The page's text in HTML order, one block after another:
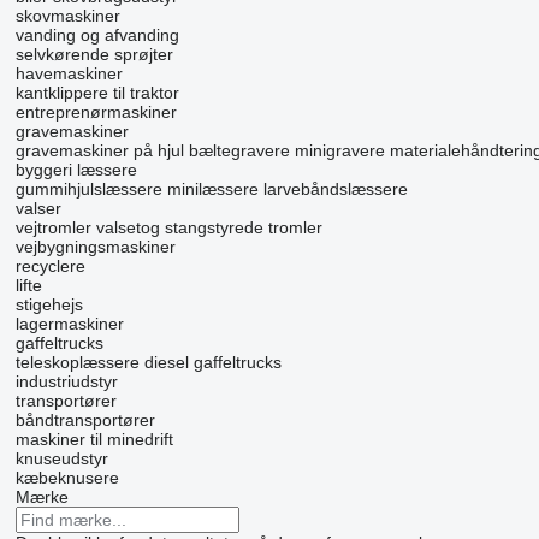
skovmaskiner
vanding og afvanding
selvkørende sprøjter
havemaskiner
kantklippere til traktor
entreprenørmaskiner
gravemaskiner
gravemaskiner på hjul bæltegravere minigravere
byggeri læssere
gummihjulslæssere minilæssere larvebåndslæssere
valser
vejtromler valsetog stangstyrede tromler
vejbygningsmaskiner
recyclere
lifte
stigehejs
lagermaskiner
gaffeltrucks
teleskoplæssere diesel gaffeltrucks
industriudstyr
transportører
båndtransportører
maskiner til minedrift
knuseudstyr
kæbeknusere
Mærke